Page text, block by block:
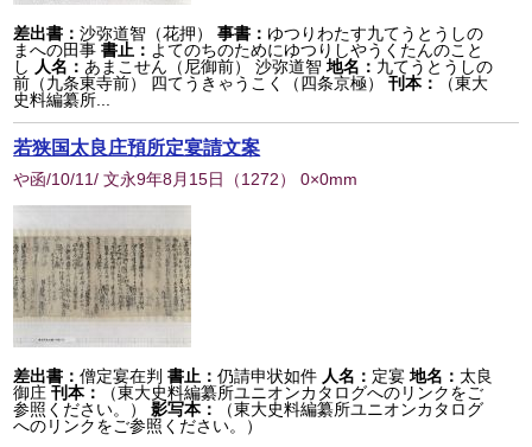
差出書：沙弥道智（花押） 事書： ゆつりわたす九てうとうしの
まへの田事 書止： よてのちのためにゆつりしやうくたんのこと
し 人名： あまこせん（尼御前） 沙弥道智 地名： 九てうとうしの
前（九条東寺前） 四てうきゃうこく（四条京極）
刊本：
（東大
史料編纂所...
若狭国太良庄預所定宴請文案
や函/10/11/ 文永9年8月15日 （1272） 0×0mm
差出書：僧定宴在判 書止：仍請申状如件 人名： 定宴 地名： 太良
御庄 刊本：
（東大史料編纂所ユニオンカタログへのリンクをご
参照ください。）
影写本：
（東大史料編纂所ユニオンカタログ
へのリンクをご参照ください。）